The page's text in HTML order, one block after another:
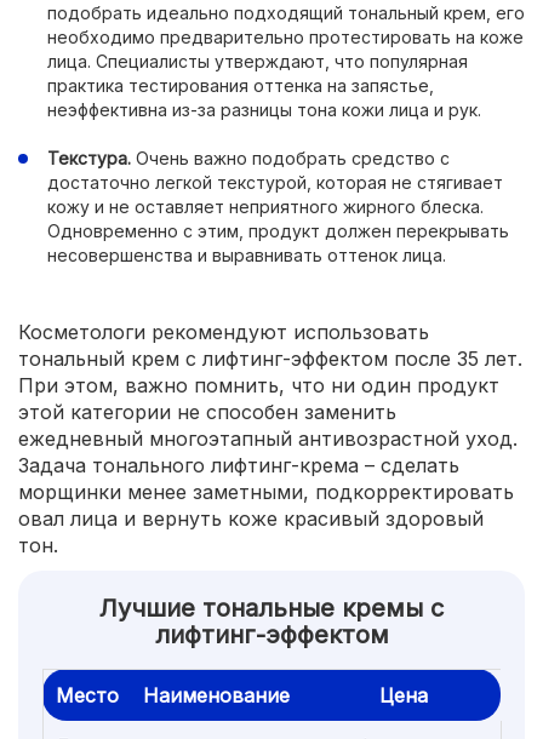
подобрать идеально подходящий тональный крем, его
необходимо предварительно протестировать на коже
лица. Специалисты утверждают, что популярная
практика тестирования оттенка на запястье,
неэффективна из-за разницы тона кожи лица и рук.
Текстура. Очень важно подобрать средство с
достаточно легкой текстурой, которая не стягивает
кожу и не оставляет неприятного жирного блеска.
Одновременно с этим, продукт должен перекрывать
несовершенства и выравнивать оттенок лица.
Косметологи рекомендуют использовать
тональный крем с лифтинг-эффектом после 35 лет.
При этом, важно помнить, что ни один продукт
этой категории не способен заменить
ежедневный многоэтапный антивозрастной уход.
Задача тонального лифтинг-крема – сделать
морщинки менее заметными, подкорректировать
овал лица и вернуть коже красивый здоровый
тон.
Лучшие тональные кремы с
лифтинг-эффектом
Место Наименование Цена